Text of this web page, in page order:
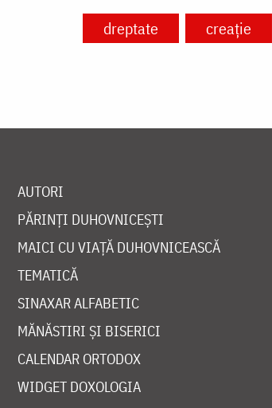
dreptate creație
AUTORI
PĂRINȚI DUHOVNICEȘTI
MAICI CU VIAȚĂ DUHOVNICEASCĂ
TEMATICĂ
SINAXAR ALFABETIC
MĂNĂSTIRI ȘI BISERICI
CALENDAR ORTODOX
WIDGET DOXOLOGIA